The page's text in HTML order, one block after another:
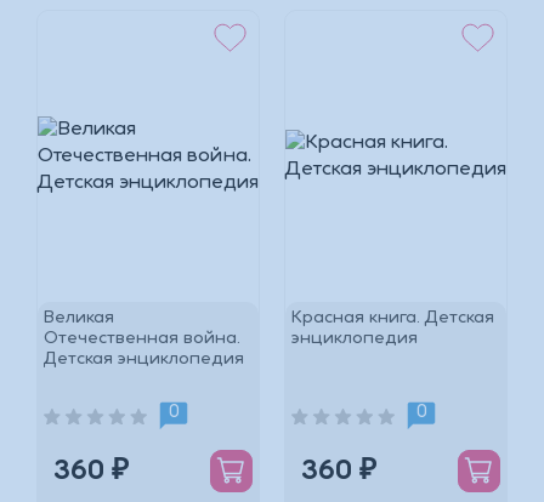
*
Великая
Отечественная война.
Детская энциклопедия
0
360 ₽
Красная книга. Детская
энциклопедия
0
360 ₽